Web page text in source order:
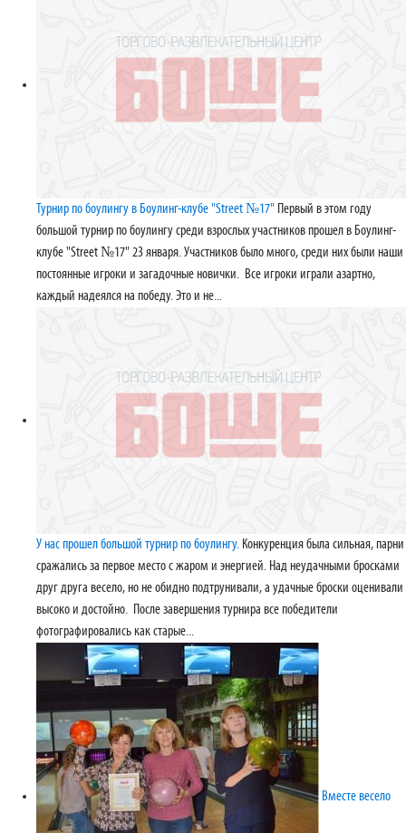
Турнир по боулингу в Боулинг-клубе "Street №17" Первый в этом году
большой турнир по боулингу среди взрослых участников прошел в Боулинг-
клубе "Street №17" 23 января. Участников было много, среди них были наши
постоянные игроки и загадочные новички. Все игроки играли азартно,
каждый надеялся на победу. Это и не...
У нас прошел большой турнир по боулингу. Конкуренция была сильная, парни
сражались за первое место с жаром и энергией. Над неудачными бросками
друг друга весело, но не обидно подтрунивали, а удачные броски оценивали
высоко и достойно. После завершения турнира все победители
фотографировались как старые...
Вместе весело